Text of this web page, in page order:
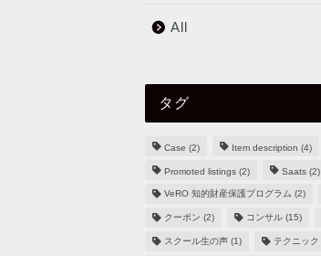
All
タグ
Case (2) Item description (4)
Promoted listings(2) Saats(2)
VeRO 知的財産保護プログラム (2)
クーポン (2) コンサル(15)
スクール生の声(1) テクニック